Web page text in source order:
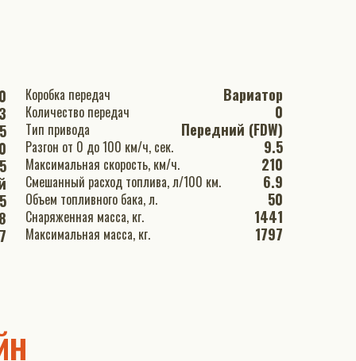
Коробка передач Вариатор
Количество передач 0
Тип привода Передний (FDW)
Разгон от 0 до 100 км/ч, сек. 9.5
Максимальная скорость, км/ч. 210
Смешанный расход топлива, л/100 км. 6.9
Объем топливного бака, л. 50
Снаряженная масса, кг. 1441
Максимальная масса, кг. 1797